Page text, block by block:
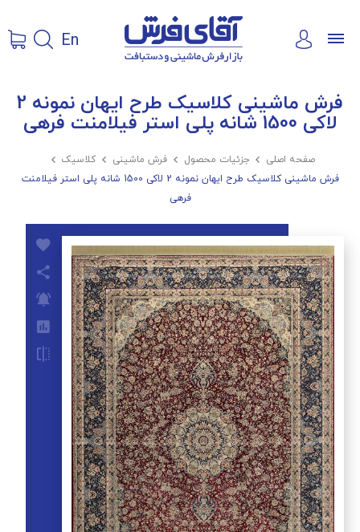
En
فرش ماشینی کلاسیک طرح ایهان نمونه 2
لاکی 1500 شانه پلی استر فیلامنت فرهی
صفحه اصلی  جزئیات محصول  فرش ماشینی  کلاسیک 
فرش ماشینی کلاسیک طرح ایهان نمونه 2 لاکی 1500 شانه پلی استر فیلامنت
فرهی